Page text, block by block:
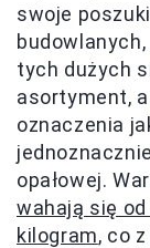
swoje
tych dużych
asortyment,
oznaczenia
opałowej.
wahają się od
kilogram, co